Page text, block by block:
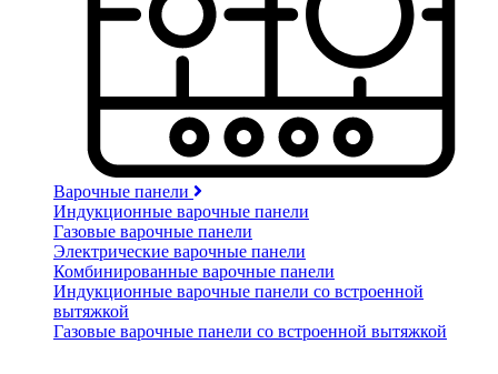
Варочные панели
Индукционные варочные панели
Газовые варочные панели
Электрические варочные панели
Комбинированные варочные панели
Индукционные варочные панели со встроенной
вытяжкой
Газовые варочные панели со встроенной вытяжкой